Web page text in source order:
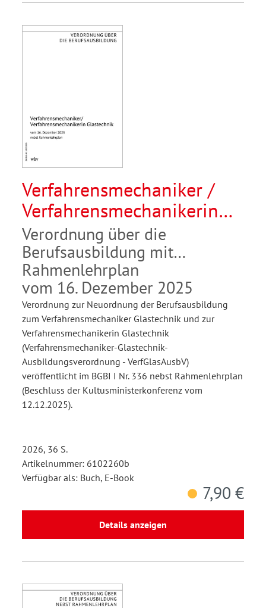
Verfahrensmechaniker /
Verfahrensmechanikerin
Glastechnik
Verordnung über die
Berufsausbildung mit
Rahmenlehrplan
vom 16. Dezember 2025
Verordnung zur Neuordnung der Berufsausbildung
zum Verfahrensmechaniker Glastechnik und zur
Verfahrensmechanikerin Glastechnik
(Verfahrensmechaniker-Glastechnik-
Ausbildungsverordnung - VerfGlasAusbV)
veröffentlicht im BGBI I Nr. 336 nebst Rahmenlehrplan
(Beschluss der Kultusministerkonferenz vom
12.12.2025).
2026, 36 S.
Artikelnummer: 6102260b
Verfügbar als: Buch, E-Book
7,90 €
Details anzeigen